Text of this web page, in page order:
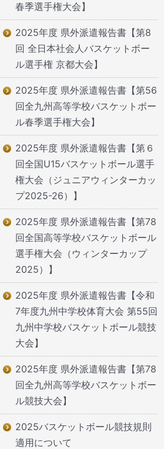
春季選手権大会】
2025年度 県外派遣報告書【第8
回 全日本社会人バスケットボー
ル選手権 京都大会】
2025年度 県外派遣報告書【第56
回全九州高等学校バスケットボー
ル春季選手権大会】
2025年度 県外派遣報告書【第６
回全国U15バスケットボール選手
権大会（ジュニアウィンターカッ
プ2025-26）】
2025年度 県外派遣報告書【第78
回全国高等学校バスケットボール
選手権大会（ウィンターカップ
2025）】
2025年度 県外派遣報告書【令和
7年度九州中学校体育大会 第55回
九州中学校バスケットボール競技
大会】
2025年度 県外派遣報告書【第78
回全九州高等学校バスケットボー
ル競技大会】
2025バスケットボール競技規則
適用について